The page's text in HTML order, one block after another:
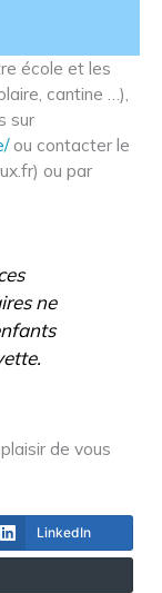
école et les
cantine …),
sur
ou contacter le
ou par
ne
de vous
LinkedIn